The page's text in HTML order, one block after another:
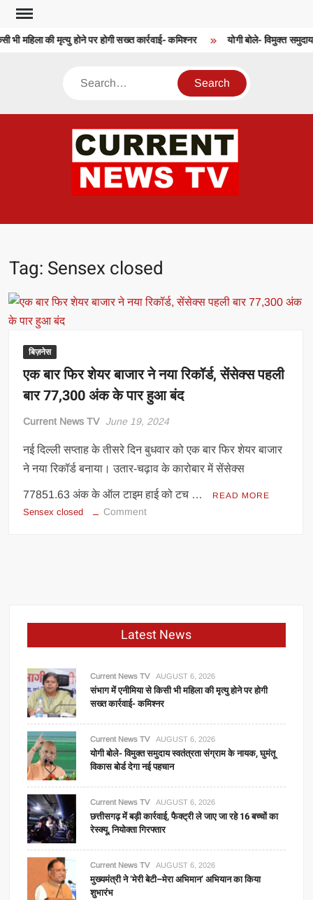
Skip
content
भी महिला की मृत्यु होने पर होगी सख्त कार्रवाई- कमिश्नर योगी बोले- विमुक्त
Search
Tag: Sensex closed
बिज़नेस
एक बार फिर शेयर बाजार ने नया रिकॉर्ड, सेंसेक्स पहली
बार 77,300 अंक के पार हुआ बंद
Current News TV June 19, 2024
नई दिल्ली सप्ताह के तीसरे दिन बुधवार को एक बार फिर शेयर बाजार
ने नया रिकॉर्ड बनाया। उतार-चढ़ाव के कारोबार में सेंसेक्स
77851.63 अंक के ऑल टाइम हाई को टच … READ MORE
Sensex closed Commenton
नया
रिकॉर्ड,
पहली
बार
77,300
के
पार
हुआ
बंद
Latest News
Current News TV AUGUST 6, 2026
संभाग में एनीमिया से किसी भी महिला की मृत्यु होने पर होगी
सख्त कार्रवाई- कमिश्नर
Current News TV AUGUST 6, 2026
योगी बोले- विमुक्त समुदाय स्वतंत्रता संग्राम के नायक, घुमंतू
विकास बोर्ड देगा नई पहचान
Current News TV AUGUST 6, 2026
छत्तीसगढ़ में बड़ी कार्रवाई, फैक्ट्री ले जाए जा रहे 16 बच्चों का
रेस्क्यू, नियोक्ता गिरफ्तार
Current News TV AUGUST 6, 2026
मुख्यमंत्री ने ‘मेरी बेटी–मेरा अभिमान’ अभियान का किया
शुभारंभ